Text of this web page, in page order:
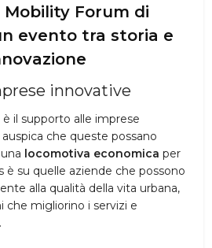
Mobility Forum di
evento tra storia e
innovative
il supporto alle imprese
che queste possano
locomotiva economica per
è su quelle aziende che possono
alla qualità della vita urbana,
che migliorino i servizi e